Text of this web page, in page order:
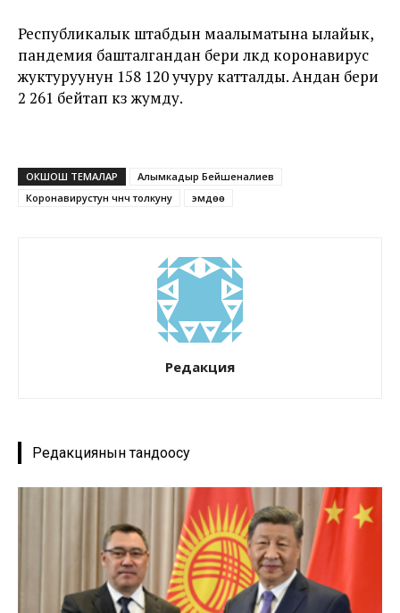
Республикалык штабдын маалыматына ылайык,
пандемия башталгандан бери өлкөдө коронавирус
жуктуруунун 158 120 учуру катталды. Андан бери
2 261 бейтап көз жумду.
ОКШОШ ТЕМАЛАР
Алымкадыр Бейшеналиев
Коронавирустун үчүнчү толкуну
эмдөө
Редакция
Редакциянын тандоосу